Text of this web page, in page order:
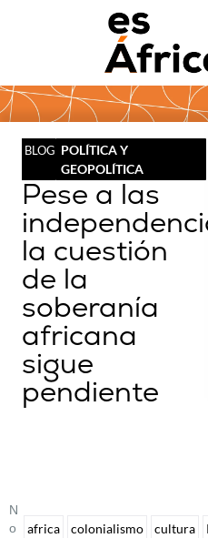
BLOG POLÍTICA Y
GEOPOLÍTICA
Pese a las
la cuestión
de la
soberanía
africana
sigue
pendiente
N
O
africa colonialismo cultura